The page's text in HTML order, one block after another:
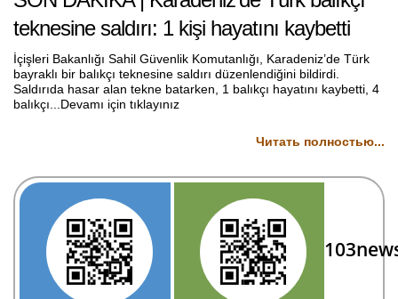
teknesine saldırı: 1 kişi hayatını kaybetti
İçişleri Bakanlığı Sahil Güvenlik Komutanlığı, Karadeniz’de Türk
bayraklı bir balıkçı teknesine saldırı düzenlendiğini bildirdi.
Saldırıda hasar alan tekne batarken, 1 balıkçı hayatını kaybetti, 4
balıkçı...Devamı için tıklayınız
Читать полностью...